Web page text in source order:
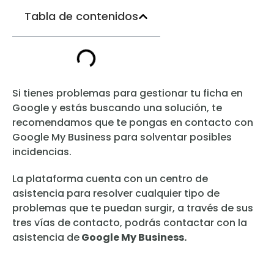
Tabla de contenidos
Si tienes problemas para gestionar tu ficha en
Google y estás buscando una solución, te
recomendamos que te pongas en contacto con
Google My Business para solventar posibles
incidencias.
La plataforma cuenta con un centro de
asistencia para resolver cualquier tipo de
problemas que te puedan surgir, a través de sus
tres vías de contacto, podrás contactar con la
asistencia deGoogle My Business.